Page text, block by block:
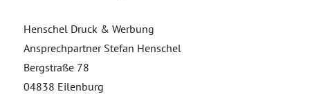
Henschel Druck & Werbung
Ansprechpartner Stefan Henschel
Bergstraße 78
04838 Eilenburg